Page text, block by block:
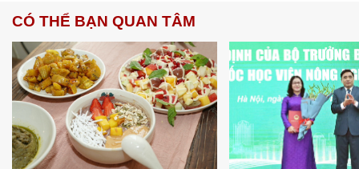
CÓ THỂ BẠN QUAN TÂM